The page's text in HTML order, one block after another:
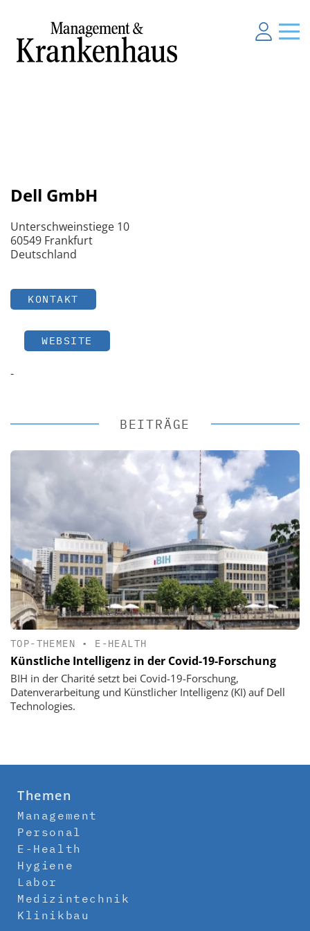
Dell GmbH
Unterschweinstiege 10
60549 Frankfurt
Deutschland
KONTAKT
WEBSITE
-
BEITRÄGE
TOP-THEMEN • E-HEALTH
Künstliche Intelligenz in der Covid-19-Forschung
BIH in der Charité setzt bei Covid-19-Forschung,
Datenverarbeitung und Künstlicher Intelligenz (KI) auf Dell
Technologies.
Themen
Management
Personal
E-Health
Hygiene
Labor
Medizintechnik
Klinikbau